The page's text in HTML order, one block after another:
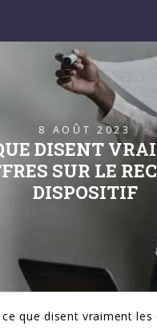
8 AOÛT 2023
DISENT
SUR LE
DISPOSITIF
ce que disent vraiment